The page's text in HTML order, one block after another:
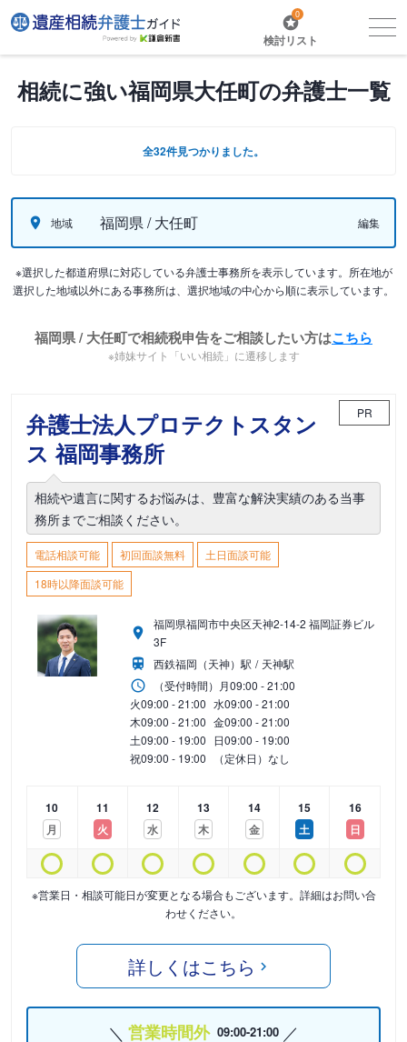
0
検討リスト
相続に強い福岡県大任町の弁護士一覧
全32件見つかりました。
地域 福岡県 / 大任町 編集
※選択した都道府県に対応している弁護士事務所を表示しています。所在地が
選択した地域以外にある事務所は、選択地域の中心から順に表示しています。
福岡県 / 大任町で相続税申告をご相談したい方はこちら
※姉妹サイト「いい相続」に遷移します
弁護士法人プロテクトスタン
ス 福岡事務所
PR
相続や遺言に関するお悩みは、豊富な解決実績のある当事
務所までご相談ください。
電話相談可能 初回面談無料
土日面談可能
18時以降面談可能
福岡県福岡市中央区天神2-14-2 福岡証券ビル
3F
西鉄福岡（天神）駅
天神駅
（受付時間） 月09:00 - 21:00
火09:00 - 21:00 水09:00 - 21:00
木09:00 - 21:00 金09:00 - 21:00
土09:00 - 19:00 日09:00 - 19:00
祝09:00 - 19:00 （定休日）なし
10
月
11
火
12
水
13
木
14
金
15
土
16
日
※営業日・相談可能日が変更となる場合もございます。詳細はお問い合
わせください。
詳しくはこちら
営業時間外 09:00-21:00